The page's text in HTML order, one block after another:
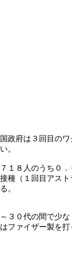
政府は３回目の
。
１８人のうち０
種（１回目アス
。
３０代の間で少
ファイザー製を